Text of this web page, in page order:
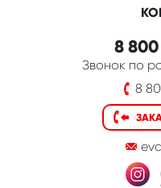
8 800
Звонок по
8